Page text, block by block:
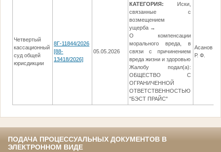
Четвертый
кассационный
суд общей
юрисдикции
8Г-11844/2026
[88-
13418/2026]
05.05.2026
КАТЕГОРИЯ:
Иски,
связанные с
возмещением
ущерба →
О компенсации
морального вреда, в
связи с причинением
вреда жизни и здоровью
Жалобу подал(а):
ОБЩЕСТВО С
ОГРАНИЧЕННОЙ
ОТВЕТСТВЕННОСТЬЮ
"БЭСТ ПРАЙС"
Асанов
Р. Ф.
ПОДАЧА ПРОЦЕССУАЛЬНЫХ ДОКУМЕНТОВ В
ЭЛЕКТРОННОМ ВИДЕ